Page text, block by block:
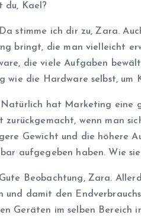
du, Kael?
stimme ich dir zu, Zara.
bringt, die man vielleicht
die viele Aufgaben
wie die Hardware selbst, um
hat Marketing eine
zurückgemacht, wenn man
Gewicht und die höhere
aufgegeben haben. Wie
Beobachtung, Zara.
und damit den
Geräten im selben Bereich